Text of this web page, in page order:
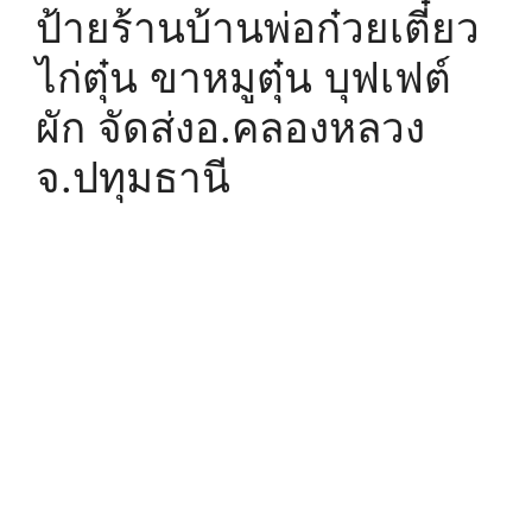
ป้ายร้านบ้านพ่อก๋วยเตี๋ยว
ไก่ตุ๋น ขาหมูตุ๋น บุฟเฟต์
ผัก จัดส่งอ.คลองหลวง
จ.ปทุมธานี